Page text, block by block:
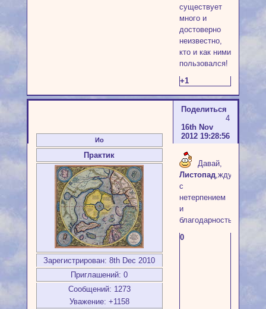
существует
много и
достоверно
неизвестно,
кто и как ними
пользовался!
+1
Поделиться
4
16th Nov
2012 19:28:56
Ио
Практик
Зарегистрирован: 8th Dec 2010
Приглашений: 0
Сообщений: 1273
Уважение: +1158
Давай,
Листопад,жду
с
нетерпением
и
благодарностью
0